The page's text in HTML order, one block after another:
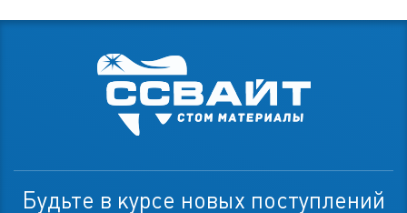
Будьте в курсе новых поступлений